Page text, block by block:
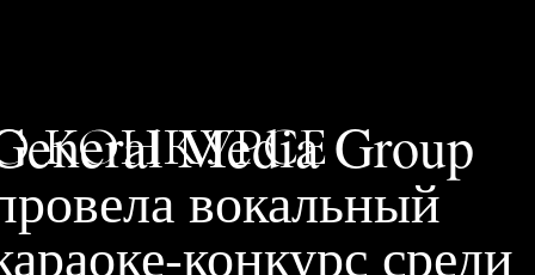
вечера был Samoel, автор и
группа«Панды Нью-Йорка»,
вечеринки провели множество
с ценными призами и подарками, ну